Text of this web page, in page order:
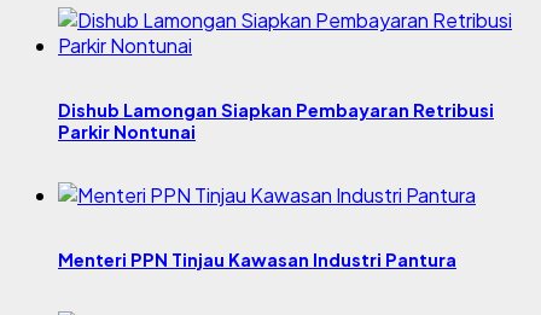
Dishub Lamongan Siapkan Pembayaran Retribusi
Parkir Nontunai
Menteri PPN Tinjau Kawasan Industri Pantura